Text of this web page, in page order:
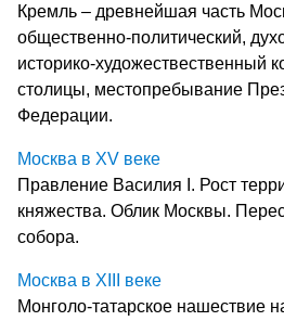
Кремль – древнейшая часть
общественно-политический,
историко-художествественный
столицы, местопребывание
Федерации.
Москва в XV веке
Правление Василия I. Рост
княжества. Облик Москвы.
собора.
Москва в XIII веке
Монголо-татарское нашествие